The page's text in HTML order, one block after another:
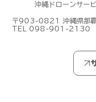
DJI Terra の
沖縄ドローンサー
〒903-0821 沖縄県那
TEL 098-901-2130